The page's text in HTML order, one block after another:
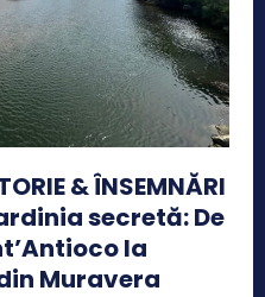
& ÎNSEMNĂRI
secretă: De
la
Muravera